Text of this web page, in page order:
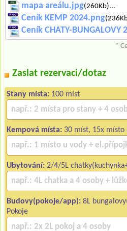
mapa areálu.jpg(260Kb)...
Ceník KEMP 2024.png
Ceník CHATY-BUNGALOVY
*
Zaslat rezervaci/dotaz
Stany místa: 100 míst
Kempová místa: 30 míst, 15x místo
Ubytování: 2/4/5L
Budovy(pokoje/app): 8L
Pokoje